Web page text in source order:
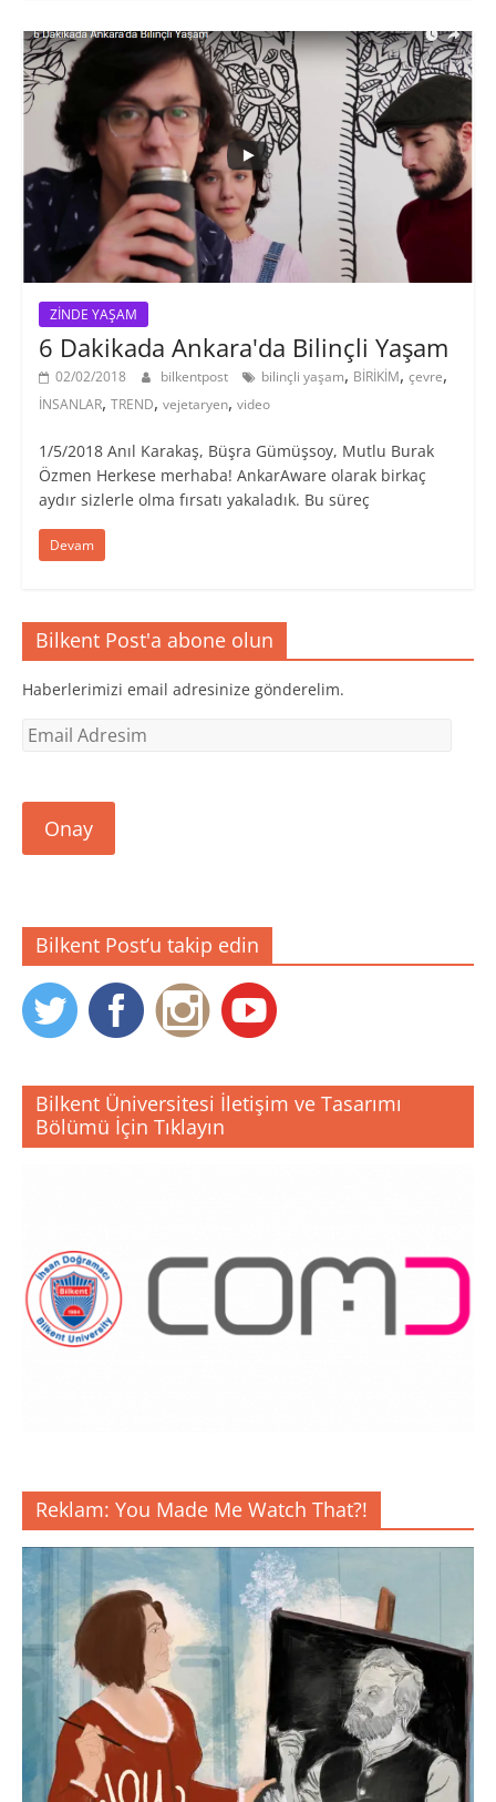
ZİNDE YAŞAM
6 Dakikada Ankara'da Bilinçli Yaşam
02/02/2018 bilkentpost bilinçli yaşam, BİRİKİM, çevre,
İNSANLAR, TREND, vejetaryen, video
1/5/2018 Anıl Karakaş, Büşra Gümüşsoy, Mutlu Burak
Özmen Herkese merhaba! AnkarAware olarak birkaç
aydır sizlerle olma fırsatı yakaladık. Bu süreç
Devam
Bilkent Post'a abone olun
Haberlerimizi email adresinize gönderelim.
Email
Onay
Bilkent Post’u takip edin
Bilkent Üniversitesi İletişim ve Tasarımı
Bölümü İçin Tıklayın
Reklam: You Made Me Watch That?!